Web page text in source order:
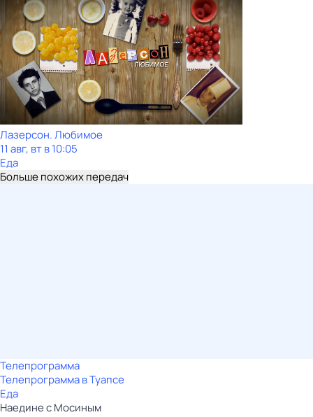
Лазерсон. Любимое
11 авг, вт в 10:05
Еда
Больше похожих передач
Телепрограмма
Телепрограмма в Туапсе
Еда
Наедине с Мосиным